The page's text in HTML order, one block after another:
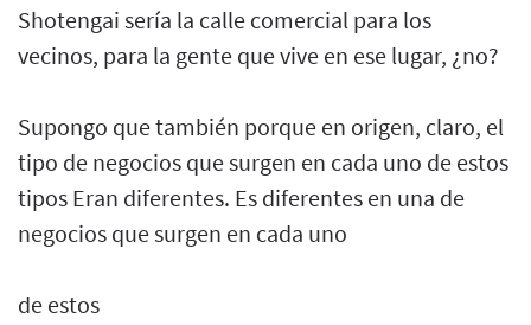
Shotengai sería la calle comercial para los
vecinos, para la gente que vive en ese lugar, ¿no?
Supongo que también porque en origen, claro, el
tipo de negocios que surgen en cada uno de estos
tipos Eran diferentes. Es diferentes en una de
negocios que surgen en cada uno
de estos